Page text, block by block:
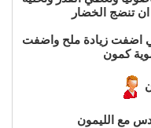
تنضج الخضار
اضفت زيادة ملح واضفت
كمون
مع الليمون